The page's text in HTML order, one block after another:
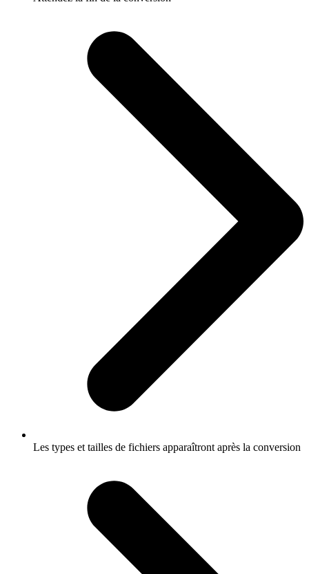
Les types et tailles de fichiers apparaîtront après la conversion